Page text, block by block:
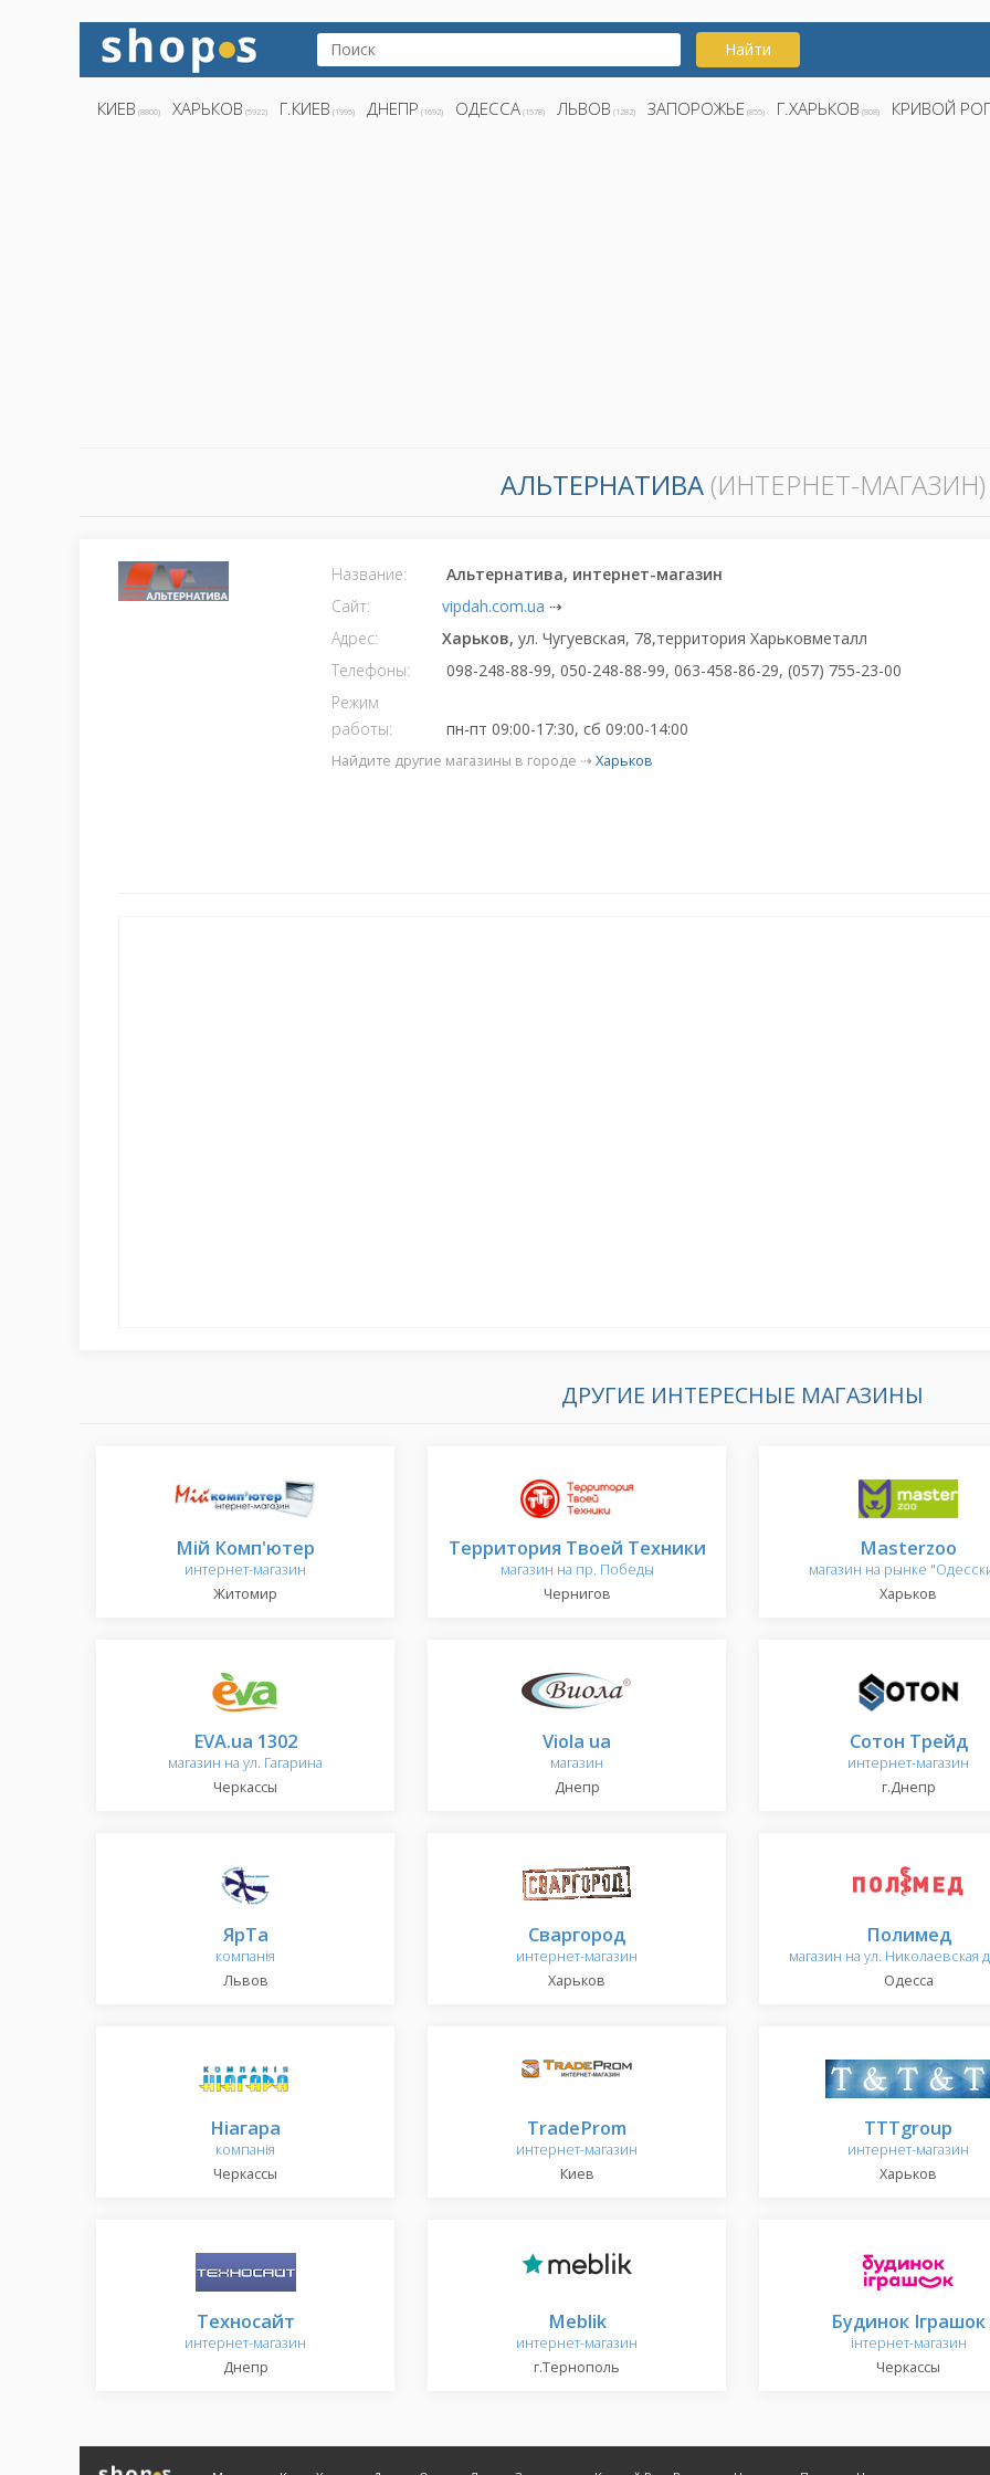
Найти
КИЕВ (8800) ХАРЬКОВ (5922) Г.КИЕВ (1995) ДНЕПР (1692) ОДЕССА (1578) ЛЬВОВ (1282) ЗАПОРОЖЬЕ (855) Г.ХАРЬКОВ (808) КРИВОЙ РОГ
АЛЬТЕРНАТИВА (ИНТЕРНЕТ-МАГАЗИН)
Название:
Альтернатива, интернет-магазин
Сайт:
vipdah.com.ua ⇢
Адрес:
Харьков,ул. Чугуевская, 78,территория Харьковметалл
Телефоны:
098-248-88-99, 050-248-88-99, 063-458-86-29, (057) 755-23-00
Режим
работы:
пн-пт 09:00-17:30, сб 09:00-14:00
Найдите другие магазины в городе ⇢Харьков
ДРУГИЕ ИНТЕРЕСНЫЕ МАГАЗИНЫ
Мій Комп'ютер
интернет-магазин
Житомир
Территория Твоей Техники
магазин на пр. Победы
Чернигов
Masterzoo
магазин на рынке
Харьков
EVA.ua 1302
магазин на ул. Гагарина
Черкассы
Viola ua
магазин
Днепр
Сотон Трейд
интернет-магазин
г.Днепр
ЯрТа
компанія
Львов
Сваргород
интернет-магазин
Харьков
Полимед
магазин на ул. Николаевская
Одесса
Ніагара
компанія
Черкассы
TradeProm
интернет-магазин
Киев
TTTgroup
интернет-магазин
Харьков
Техносайт
интернет-магазин
Днепр
Meblik
интернет-магазин
г.Тернополь
Будинок Іграшок
інтернет-магазин
Черкассы